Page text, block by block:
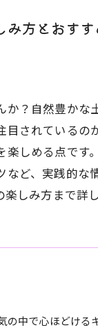
方とおす
？自然豊か
されているの
しめる点で
ど、実践的な
しみ方まで詳
中で心ほどけ